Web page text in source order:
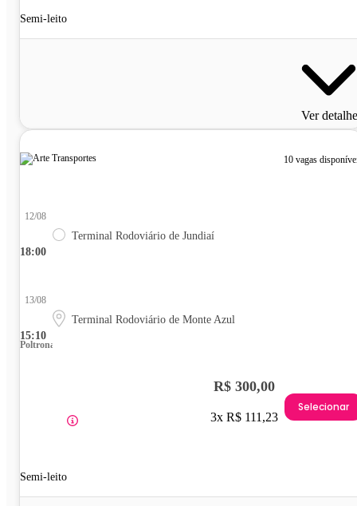
Semi-leito
Ver
10 vagas
18:00
12/08
Terminal Rodoviário de Jundiaí
15:10
13/08
Terminal Rodoviário de Monte Azul
Poltrona
Semi-leito
R$ 300,00
3x R$ 111,23
Selecionar